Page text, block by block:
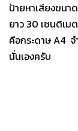
ป้ายหาเสียงขนา
ยาว 30 เซนติเม
คือกระดาษ A4
นั่นเองครับ